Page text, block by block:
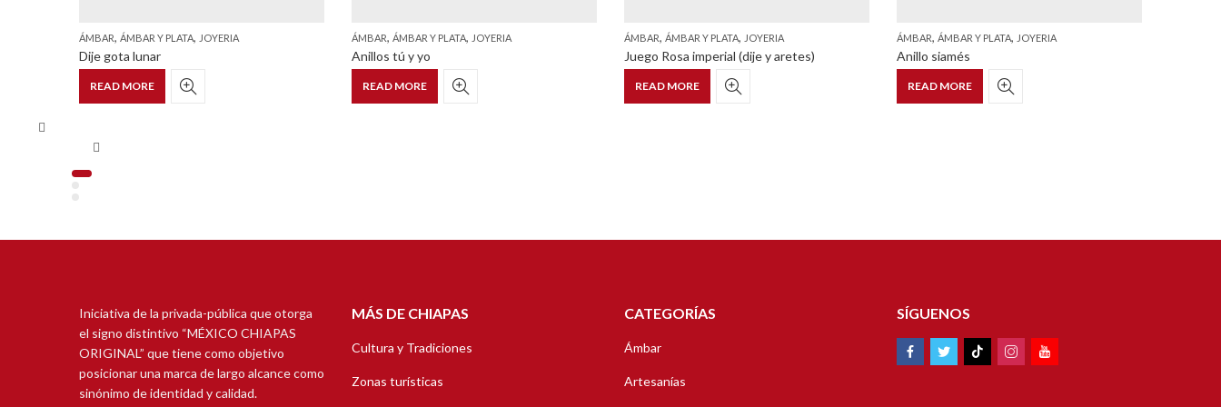
ÁMBAR, ÁMBAR Y PLATA, JOYERIA
Dije gota lunar
READ MORE
ÁMBAR, ÁMBAR Y PLATA, JOYERIA
Anillos tú y yo
READ MORE
ÁMBAR, ÁMBAR Y PLATA, JOYERIA
Juego Rosa imperial (dije y aretes)
READ MORE
ÁMBAR, ÁMBAR Y PLATA, JOYERIA
Anillo siamés
READ MORE
Iniciativa de la privada-pública que otorga
el signo distintivo “MÉXICO CHIAPAS
ORIGINAL” que tiene como objetivo
posicionar una marca de largo alcance como
sinónimo de identidad y calidad.
MÁS DE CHIAPAS
Cultura y Tradiciones
Zonas turísticas
CATEGORÍAS
Ámbar
Artesanías
SÍGUENOS